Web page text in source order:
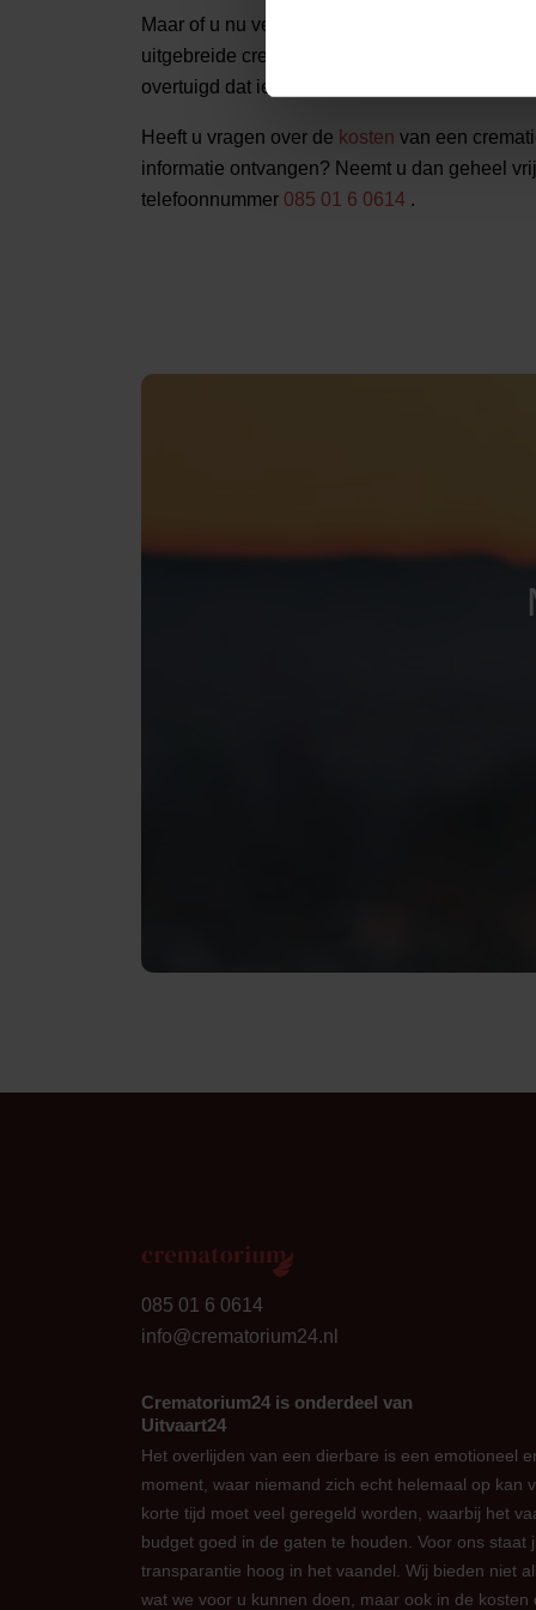
Maar of u nu veel of weinig budget te
uitgebreide crematie in Noordoostpolder,
overtuigd dat iedereen een persoonlijk en
Heeft u vragen over de kosten van een
informatie ontvangen? Neemt u dan geheel
telefoonnummer 085 01 6 0614 .
085 01 6 0614
info@crematorium24.nl
Crematorium24 is onderdeel van
Uitvaart24
Het overlijden van een dierbare is een emotioneel
moment, waar niemand zich echt helemaal op kan
korte tijd moet veel geregeld worden, waarbij het
budget goed in de gaten te houden. Voor ons staat
transparantie hoog in het vaandel. Wij bieden niet
wat we voor u kunnen doen, maar ook in de kosten